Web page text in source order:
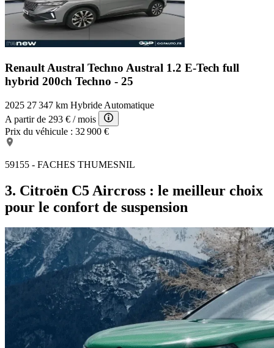
Renault Austral Techno Austral 1.2 E-Tech full
hybrid 200ch Techno - 25
2025 27 347 km Hybride Automatique
A partir de 293 € / mois
Prix du véhicule : 32 900 €
59155 - FACHES THUMESNIL
3. Citroën C5 Aircross : le meilleur choix
pour le confort de suspension